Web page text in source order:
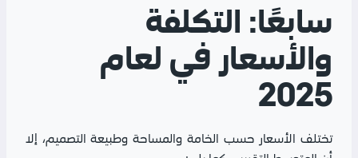
سابعًا: التكلفة
والأسعار في لعام
2025
تختلف الأسعار حسب الخامة والمساحة وطبيعة التصميم، إلا